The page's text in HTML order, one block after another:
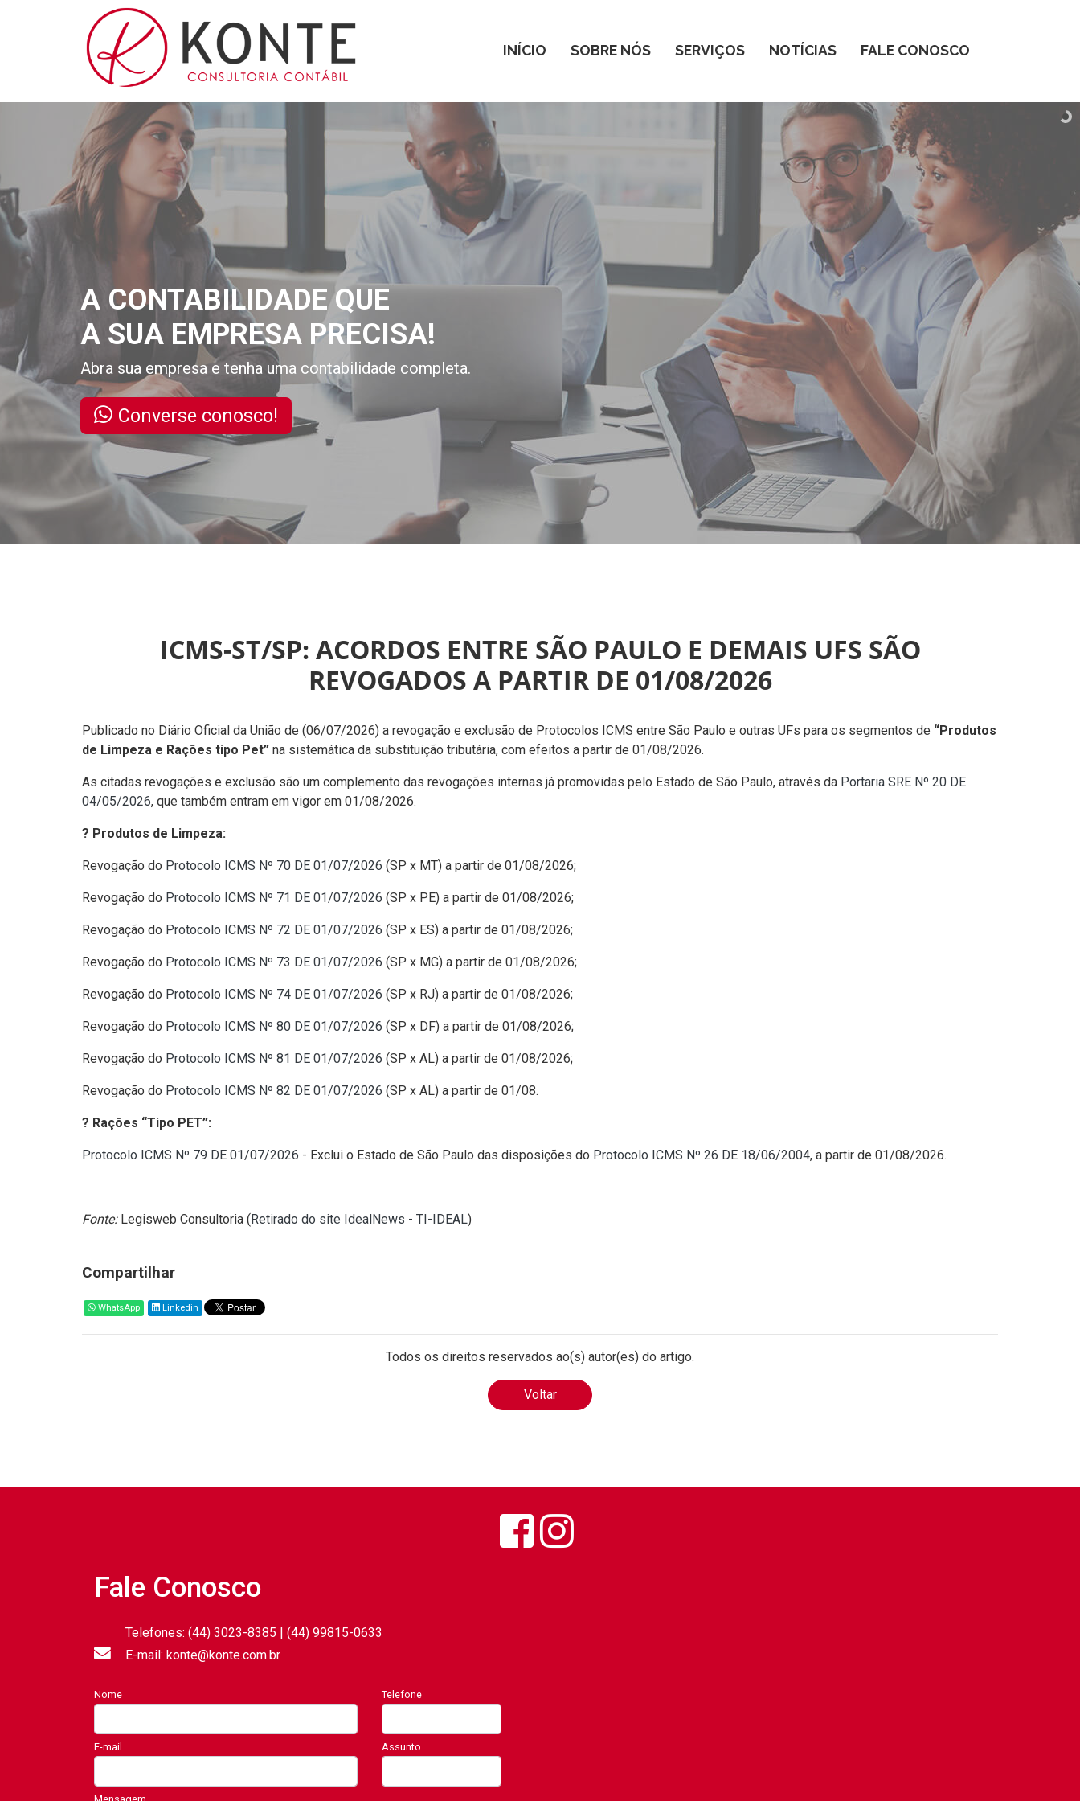
INÍCIO SOBRE NÓS SERVIÇOS NOTÍCIAS FALE CONOSCO
A CONTABILIDADE QUE
A SUA EMPRESA PRECISA!
Abra sua empresa e tenha uma contabilidade completa.
Converse conosco!
ICMS-ST/SP: ACORDOS ENTRE SÃO PAULO E DEMAIS UFS SÃO
REVOGADOS A PARTIR DE 01/08/2026
Publicado no Diário Oficial da União de (06/07/2026) a revogação e exclusão de Protocolos ICMS entre São Paulo e outras UFs para os segmentos de “Produtos
de Limpeza e Rações tipo Pet” na sistemática da substituição tributária, com efeitos a partir de 01/08/2026.
As citadas revogações e exclusão são um complemento das revogações internas já promovidas pelo Estado de São Paulo, através da Portaria SRE Nº 20 DE
04/05/2026, que também entram em vigor em 01/08/2026.
? Produtos de Limpeza:
Revogação do Protocolo ICMS Nº 70 DE 01/07/2026 (SP x MT) a partir de 01/08/2026;
Revogação do Protocolo ICMS Nº 71 DE 01/07/2026 (SP x PE) a partir de 01/08/2026;
Revogação do Protocolo ICMS Nº 72 DE 01/07/2026 (SP x ES) a partir de 01/08/2026;
Revogação do Protocolo ICMS Nº 73 DE 01/07/2026 (SP x MG) a partir de 01/08/2026;
Revogação do Protocolo ICMS Nº 74 DE 01/07/2026 (SP x RJ) a partir de 01/08/2026;
Revogação do Protocolo ICMS Nº 80 DE 01/07/2026 (SP x DF) a partir de 01/08/2026;
Revogação do Protocolo ICMS Nº 81 DE 01/07/2026 (SP x AL) a partir de 01/08/2026;
Revogação do Protocolo ICMS Nº 82 DE 01/07/2026 (SP x AL) a partir de 01/08.
? Rações “Tipo PET”:
Protocolo ICMS Nº 79 DE 01/07/2026 - Exclui o Estado de São Paulo das disposições do Protocolo ICMS Nº 26 DE 18/06/2004, a partir de 01/08/2026.
Fonte:Legisweb Consultoria (Retirado do site IdealNews - TI-IDEAL)
Compartilhar
WhatsApp Linkedin
Todos os direitos reservados ao(s) autor(es) do artigo.
Voltar
Fale Conosco
Telefones: (44) 3023-8385 | (44) 99815-0633
E-mail: konte@konte.com.br
Nome Telefone
E-mail Assunto